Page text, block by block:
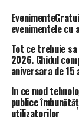
farfurii, iar
plus rezultat,
evenimentele cu
Tot ce trebuie
2026. Ghidul
aniversara de 15
În ce mod
publice
utilizatorilor